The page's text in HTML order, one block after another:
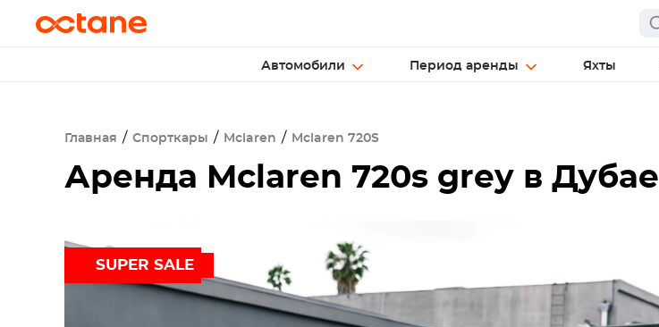
Автомобили Период аренды Яхты
Главная Спорткары Mclaren Mclaren 720S
Аренда Mclaren 720s grey в Дубае
SUPER SALE